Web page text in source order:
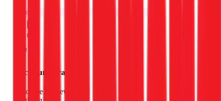
Chung
Duc Trung Tran
Google Review